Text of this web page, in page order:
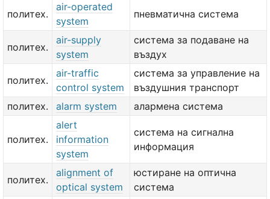
политех.
air-operated
system
пневматична система
политех.
air-supply
system
система за подаване на
въздух
политех.
air-traffic
control system
система за управление на
въздушния транспорт
политех.
alarm system алармена система
политех.
alert
information
system
система на сигнална
информация
политех.
alignment of
optical system
юстиране на оптична
система